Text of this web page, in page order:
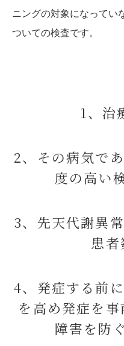
ニングの対象になってい
ついての検査です。
1、治
2、その病気で
度の高い
3、先天代謝異
患
4、発症する前
を高め発症を
障害を防